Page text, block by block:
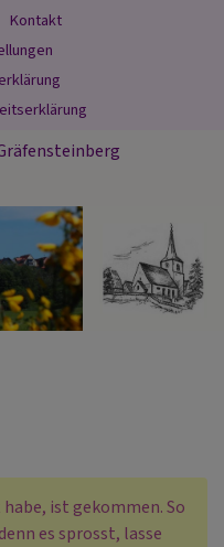
Kontakt
ist gekommen. So
es sprosst, lasse